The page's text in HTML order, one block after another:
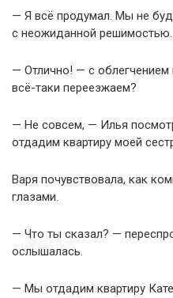
— Я всё продумал. Мы не
с неожиданной решимостью.
— Отлично! — с
всё-таки переезжаем?
— Не совсем, — Илья
отдадим квартиру моей
Варя почувствовала, как
глазами.
— Что ты сказал? —
ослышалась.
— Мы отдадим квартиру